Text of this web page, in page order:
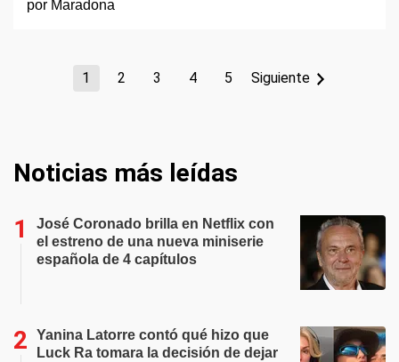
1 2 3 4 5 Siguiente
Noticias más leídas
José Coronado brilla en Netflix con
el estreno de una nueva miniserie
española de 4 capítulos
Yanina Latorre contó qué hizo que
Luck Ra tomara la decisión de dejar